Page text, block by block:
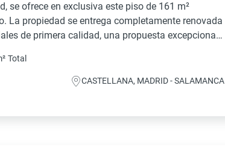
se ofrece en exclusiva este piso de 161 m²
La propiedad se entrega completamente renovada
de primera calidad, una propuesta excepcional
Total
CASTELLANA, MADRID - SALAMANCA